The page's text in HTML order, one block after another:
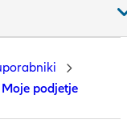
Moje podjetje